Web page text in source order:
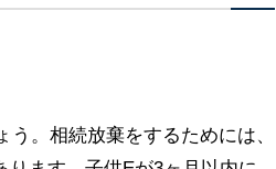
。相続放棄をするためには、